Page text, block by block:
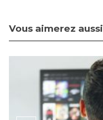
Vous aimerez aussi